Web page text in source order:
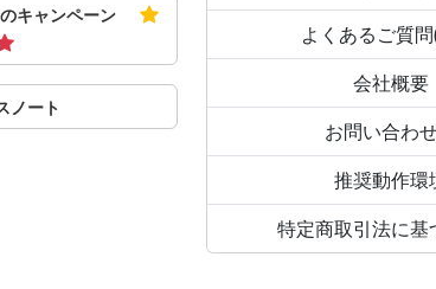
キャンペーン
ノート
よくあるご質
会社概要
お問い合わ
推奨動作環
特定商取引法に基